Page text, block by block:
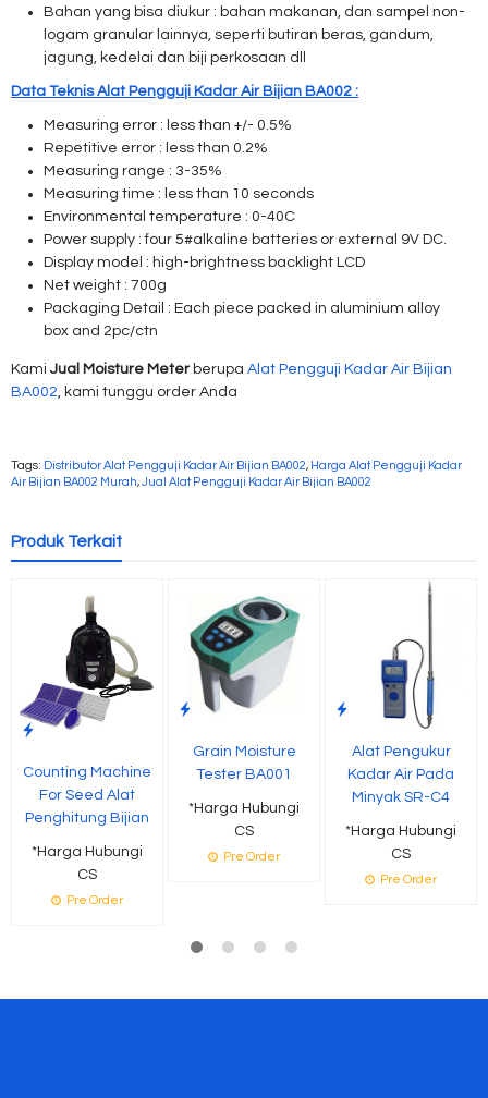
Bahan yang bisa diukur : bahan makanan, dan sampel non-
logam granular lainnya, seperti butiran beras, gandum,
jagung, kedelai dan biji perkosaan dll
Data Teknis Alat Pengguji Kadar Air Bijian BA002 :
Measuring error : less than +/- 0.5%
Repetitive error : less than 0.2%
Measuring range : 3-35%
Measuring time : less than 10 seconds
Environmental temperature : 0-40C
Power supply : four 5#alkaline batteries or external 9V DC.
Display model : high-brightness backlight LCD
Net weight : 700g
Packaging Detail : Each piece packed in aluminium alloy
box and 2pc/ctn
KamiJual Moisture Meterberupa Alat Pengguji Kadar Air Bijian
BA002, kami tunggu order Anda
Tags: Distributor Alat Pengguji Kadar Air Bijian BA002, Harga Alat Pengguji Kadar
Air Bijian BA002 Murah,Jual Alat Pengguji Kadar Air Bijian BA002
Produk Terkait
Counting Machine
For Seed Alat
Penghitung Bijian
*Harga Hubungi
CS
Pre Order
Grain Moisture
Tester BA001
*Harga Hubungi
CS
Pre Order
Alat Pengukur
Kadar Air Pada
Minyak SR-C4
*Harga Hubungi
CS
Pre Order